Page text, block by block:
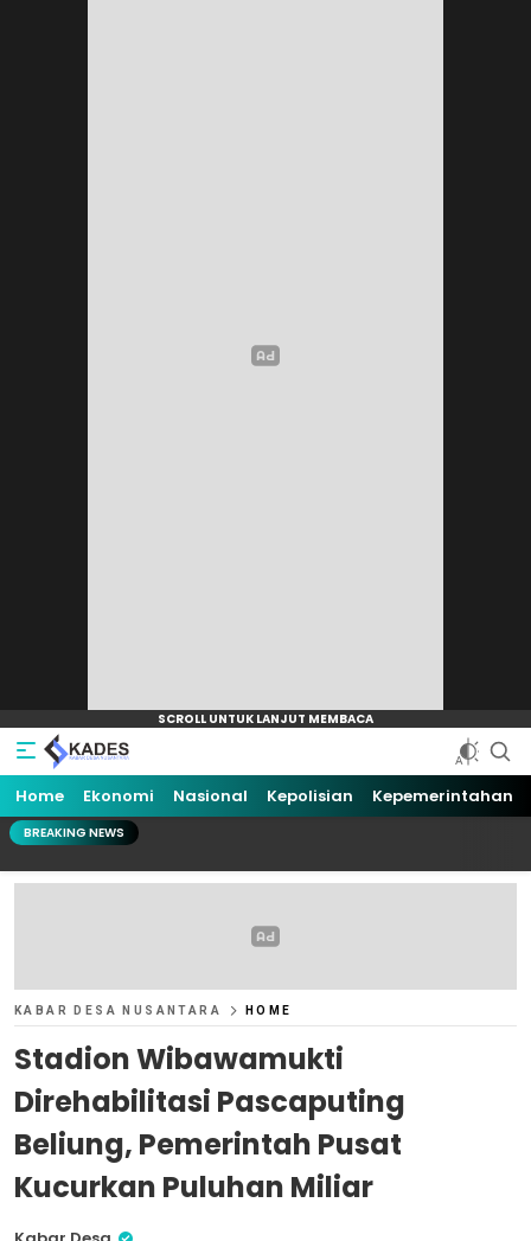
Home Ekonomi Nasional Kepolisian Kepemerintahan
BREAKING NEWS
KABAR DESA NUSANTARA HOME
Stadion Wibawamukti
Direhabilitasi Pascaputing
Beliung, Pemerintah Pusat
Kucurkan Puluhan Miliar